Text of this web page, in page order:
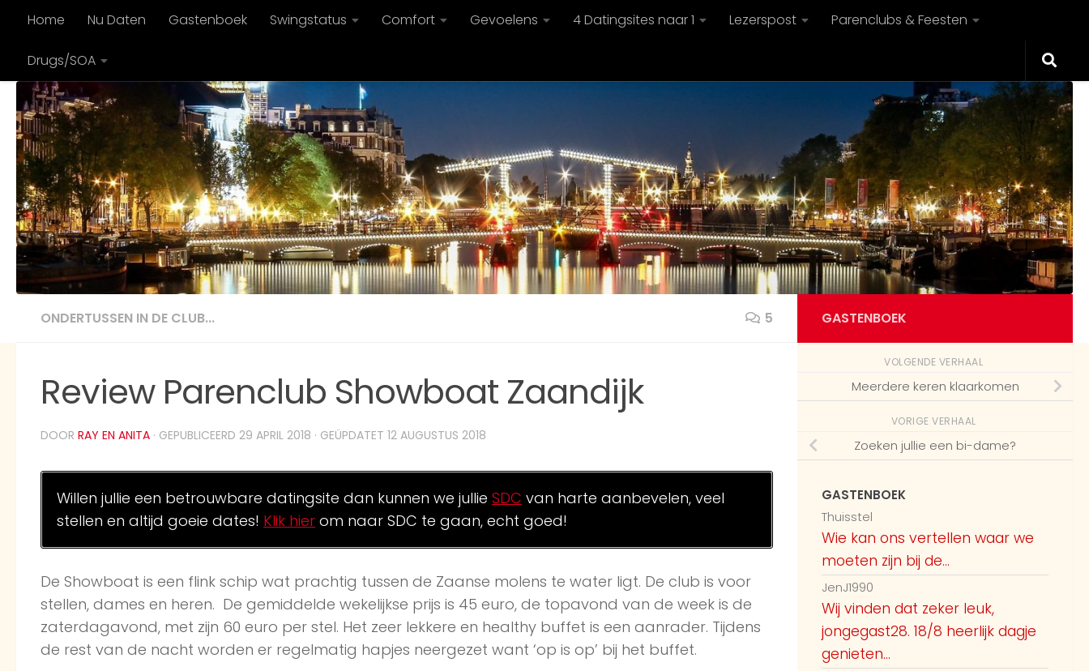
Doorgaan naar inhoud
Home Nu Daten Gastenboek Swingstatus Comfort Gevoelens 4 Datingsites naar 1 Lezerspost Parenclubs & Feesten
Drugs/SOA
ONDERTUSSEN IN DE CLUB... 5
Review Parenclub Showboat Zaandijk
DOOR RAY EN ANITA · GEPUBLICEERD 29 APRIL 2018 · GEÜPDATET 12 AUGUSTUS 2018
Willen jullie een betrouwbare datingsite dan kunnen we jullie SDC van harte aanbevelen, veel
stellen en altijd goeie dates! Klik hier om naar SDC te gaan, echt goed!
De Showboat is een flink schip wat prachtig tussen de Zaanse molens te water ligt. De club is voor
stellen, dames en heren. De gemiddelde wekelijkse prijs is 45 euro, de topavond van de week is de
zaterdagavond, met zijn 60 euro per stel. Het zeer lekkere en healthy buffet is een aanrader. Tijdens
de rest van de nacht worden er regelmatig hapjes neergezet want ‘op is op’ bij het buffet.
GASTENBOEK
VOLGENDE VERHAAL
Meerdere keren klaarkomen
VORIGE VERHAAL
Zoeken jullie een bi-dame?
GASTENBOEK
Thuisstel
Wie kan ons vertellen waar we
moeten zijn bij de...
JenJ1990
Wij vinden dat zeker leuk,
jongegast28. 18/8 heerlijk dagje
genieten...